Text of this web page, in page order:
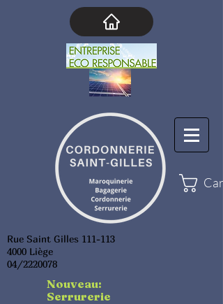
Cart
Rue Saint Gilles 111-113
4000 Liège
04/2220078
Nouveau:
Serrurerie